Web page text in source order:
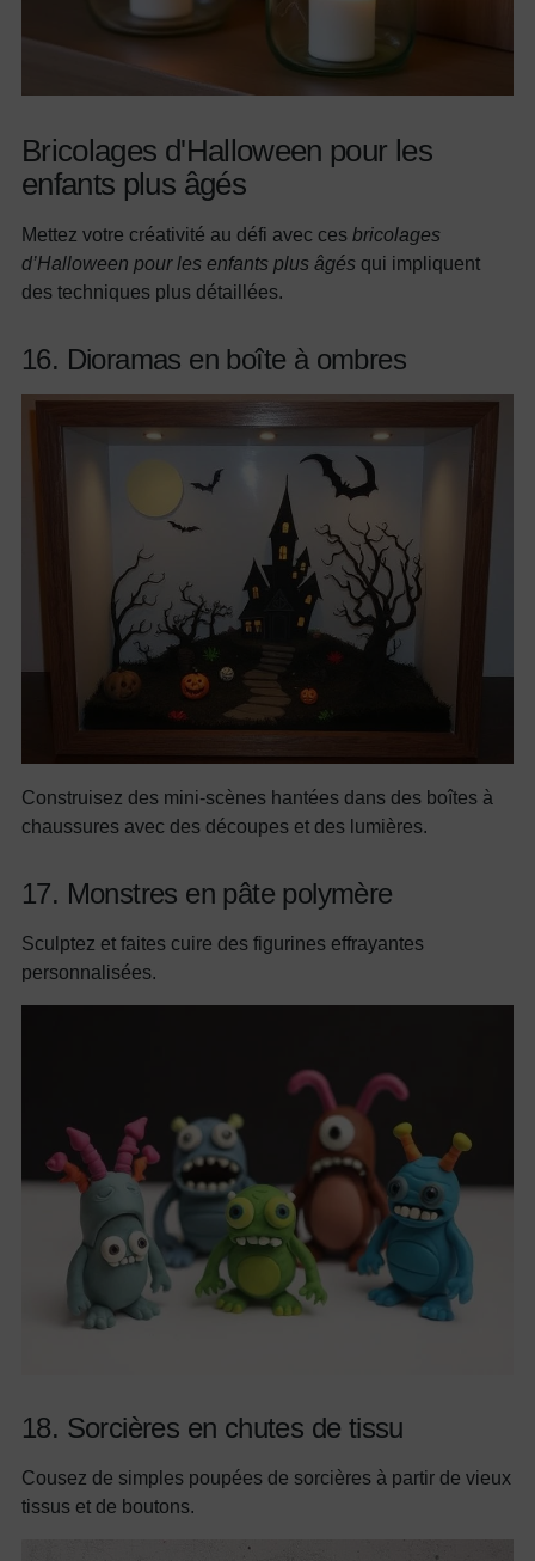
Bricolages d'Halloween pour les
enfants plus âgés
Mettez votre créativité au défi avec ces bricolages
d’Halloween pour les enfants plus âgés qui impliquent
des techniques plus détaillées.
16. Dioramas en boîte à ombres
Construisez des mini-scènes hantées dans des boîtes à
chaussures avec des découpes et des lumières.
17. Monstres en pâte polymère
Sculptez et faites cuire des figurines effrayantes
personnalisées.
18. Sorcières en chutes de tissu
Cousez de simples poupées de sorcières à partir de vieux
tissus et de boutons.